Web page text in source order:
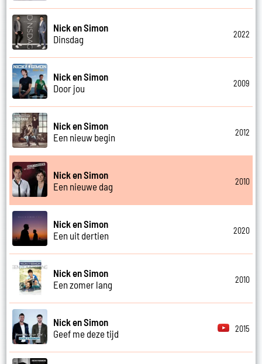
Nick en Simon
Dinsdag
2022
Nick en Simon
Door jou
2009
Nick en Simon
Een nieuw begin
2012
Nick en Simon
Een nieuwe dag
2010
Nick en Simon
Een uit dertien
2020
Nick en Simon
Een zomer lang
2010
Nick en Simon
Geef me deze tijd
2015